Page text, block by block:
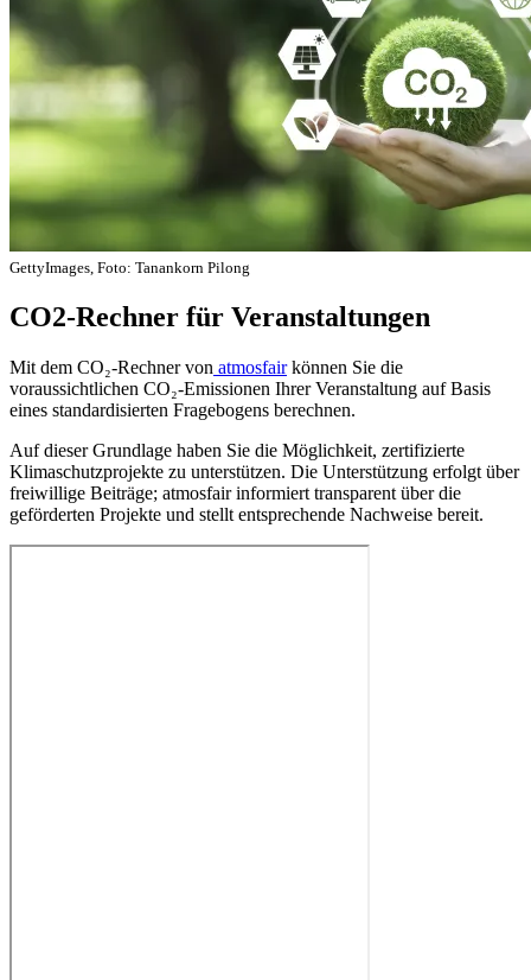
GettyImages, Foto: Tanankorn Pilong
CO2-Rechner für Veranstaltungen
Mit dem CO₂-Rechner von atmosfairkönnen Sie die
voraussichtlichen CO₂-Emissionen Ihrer Veranstaltung auf Basis
eines standardisierten Fragebogens berechnen.
Auf dieser Grundlage haben Sie die Möglichkeit, zertifizierte
Klimaschutzprojekte zu unterstützen. Die Unterstützung erfolgt über
freiwillige Beiträge; atmosfair informiert transparent über die
geförderten Projekte und stellt entsprechende Nachweise bereit.